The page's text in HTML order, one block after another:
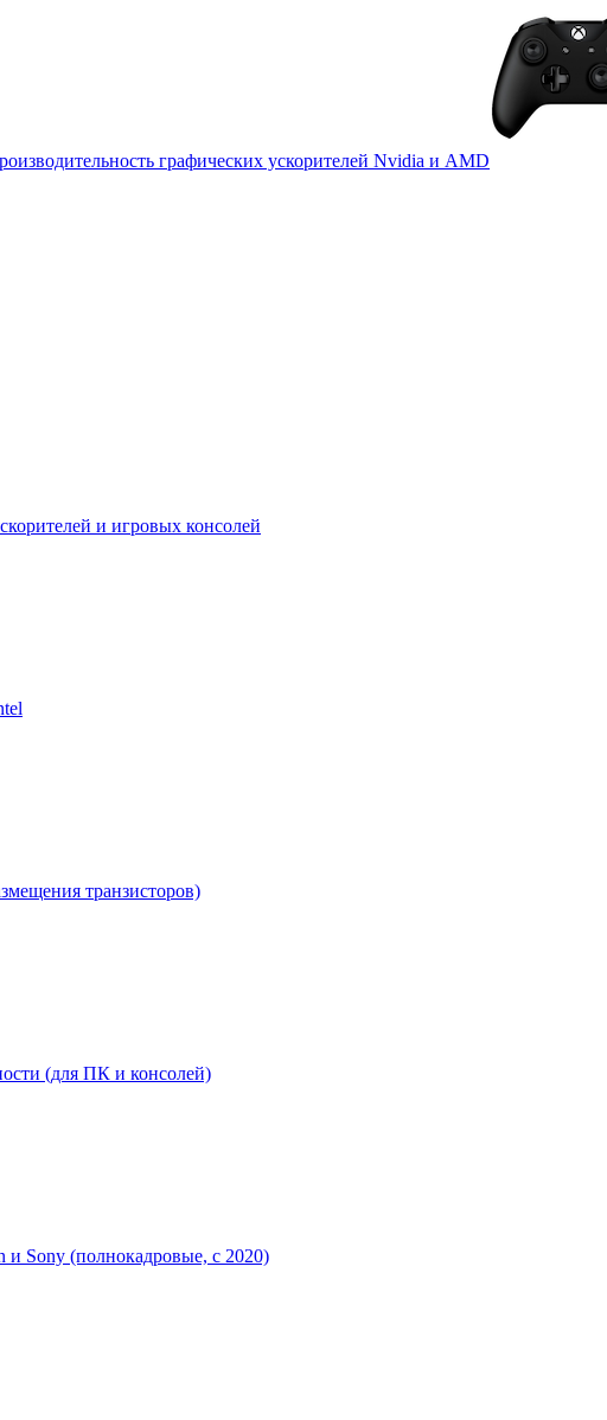
графических ускорителей Nvidia и AMD
и игровых консолей
транзисторов)
(для ПК и консолей)
Sony (полнокадровые, с 2020)